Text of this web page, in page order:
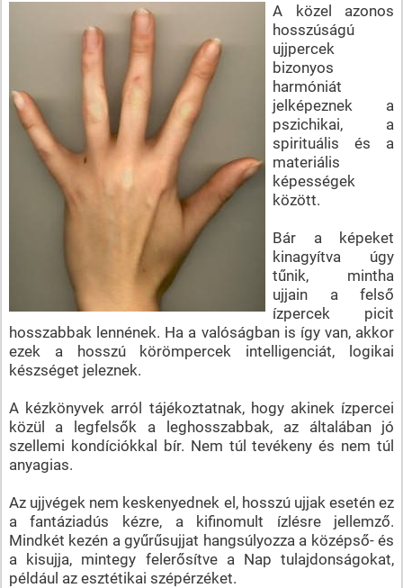
A közel azonos
hosszúságú
ujjpercek
bizonyos
harmóniát
jelképeznek a
pszichikai, a
spirituális és a
materiális
képességek
között.
Bár a képeket
kinagyítva úgy
tűnik, mintha
ujjain a felső
ízpercek picit
hosszabbak lennének. Ha a valóságban is így van, akkor
ezek a hosszú körömpercek intelligenciát, logikai
készséget jeleznek.
A kézkönyvek arról tájékoztatnak, hogy akinek ízpercei
közül a legfelsők a leghosszabbak, az általában jó
szellemi kondíciókkal bír. Nem túl tevékeny és nem túl
anyagias.
Az ujjvégek nem keskenyednek el, hosszú ujjak esetén ez
a fantáziadús kézre, a kifinomult ízlésre jellemző.
Mindkét kezén a gyűrűsujjat hangsúlyozza a középső- és
a kisujja, mintegy felerősítve a Nap tulajdonságokat,
például az esztétikai szépérzéket.